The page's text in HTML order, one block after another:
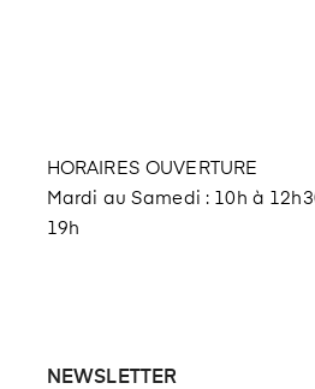
HORAIRES OUVERTURE
Mardi au Samedi : 10h à
19h
NEWSLETTER